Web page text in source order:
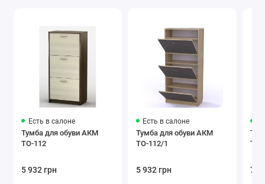
Есть в салоне
Тумба для обуви АКМ
ТО-112
5 932 грн
Есть в салоне
Тумба для обуви АКМ
ТО-112/1
5 932 грн
ТО-
7